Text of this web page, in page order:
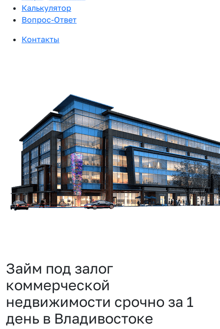
Калькулятор
Вопрос-Ответ
Контакты
Займ под залог
коммерческой
недвижимости срочно за 1
день в Владивостоке